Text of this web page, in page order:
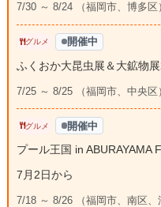
7/30 ～ 8/24 （福岡市、博多区
グルメ 開催中
ふくおか大昆虫展＆大鉱物
7/25 ～ 8/25 （福岡市、中央区
グルメ 開催中
プール王国 in ABURAYAMA
7月2日から
7/18 ～ 8/26 （福岡市、南区、